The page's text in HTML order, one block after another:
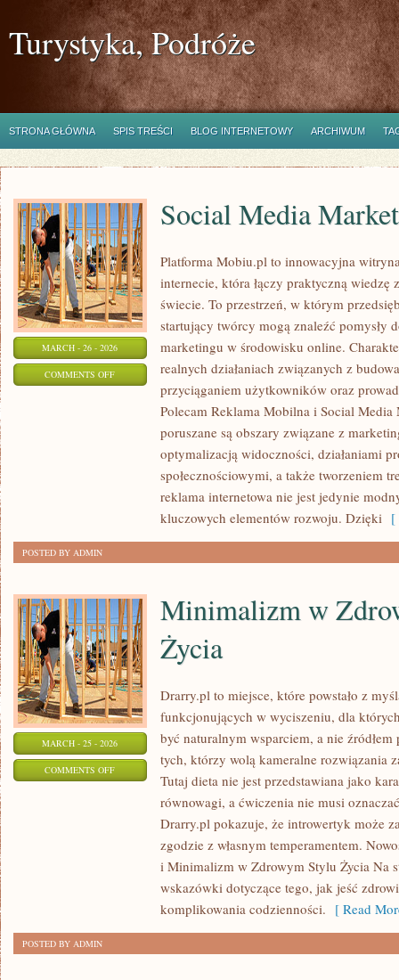
Turystyka, Podróże
STRONA GŁÓWNA SPIS TREŚCI BLOG INTERNETOWY ARCHIWUM
MARCH - 26 - 2026
COMMENTS OFFON
MARKETING
Social Media
Platforma Mobiu.pl to innowacyjna
internecie, która łączy praktyczną
świecie. To przestrzeń, w którym
startujący twórcy mogą znaleźć pomysły
marketingu w środowisku online.
realnych działaniach związanych z
przyciąganiem użytkowników oraz
Polecam Reklama Mobilna i Social
poruszane są obszary związane z
optymalizacją widoczności, działaniami
społecznościowymi, a także tworzeniem
reklama internetowa nie jest jedynie
kluczowych elementów rozwoju. Dzięki [
POSTED BY ADMIN
MARCH - 25 - 2026
COMMENTS OFFON
Minimalizm w
Życia
Drarry.pl to miejsce, które powstało z
funkcjonujących w wyciszeniu, dla
być naturalnym wsparciem, a nie
tych, którzy wolą kameralne rozwiązania
Tutaj dieta nie jest przedstawiana jako
równowagi, a ćwiczenia nie musi
Drarry.pl pokazuje, że introwertyk może
zgodzie z własnym temperamentem.
i Minimalizm w Zdrowym Stylu Życia Na
wskazówki dotyczące tego, jak jeść
komplikowania codzienności. [ Read
POSTED BY ADMIN